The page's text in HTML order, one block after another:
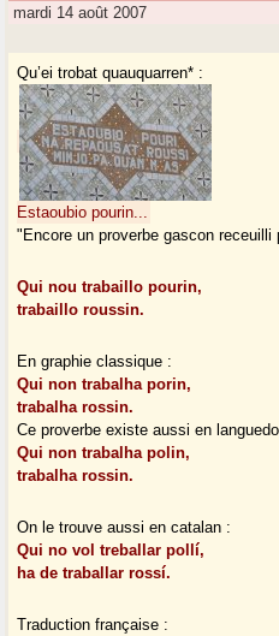
mardi 14 août 2007
Qu’ei trobat quauquarren* :
Estaoubio pourin...
"Encore un proverbe gascon receuilli
Qui nou trabaillo pourin,
trabaillo roussin.
En graphie classique :
Qui non trabalha porin,
trabalha rossin.
Ce proverbe existe aussi en
Qui non trabalha polin,
trabalha rossin.
On le trouve aussi en catalan :
Qui no vol treballar pollí,
ha de traballar rossí.
Traduction française :